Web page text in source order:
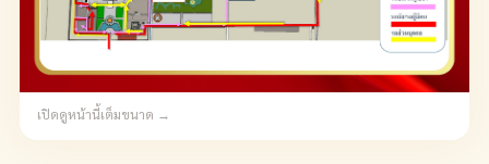
เปิดดูหน้านี้เต็มขนาด →